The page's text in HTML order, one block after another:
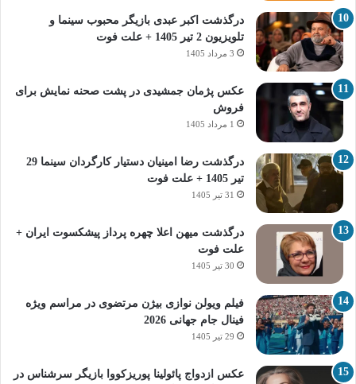
درگذشت اکبر عبدی بازیگر محبوب سینما و
تلویزیون 2 تیر 1405 + علت فوت
3 مرداد 1405
عکس پژمان جمشیدی در پشت صحنه نمایش برای
فروش
1 مرداد 1405
درگذشت رضا امینیان دستیار کارگردان سینما 29
تیر 1405 + علت فوت
31 تیر 1405
درگذشت میهن اعلا چهره پرداز پیشکسوت ایران +
علت فوت
30 تیر 1405
فیلم ویولن نوازی بیژن مرتضوی در مراسم ویژه
فینال جام جهانی 2026
29 تیر 1405
عکس ازدواج پائولینا پوریزکووا بازیگر سرشناس در